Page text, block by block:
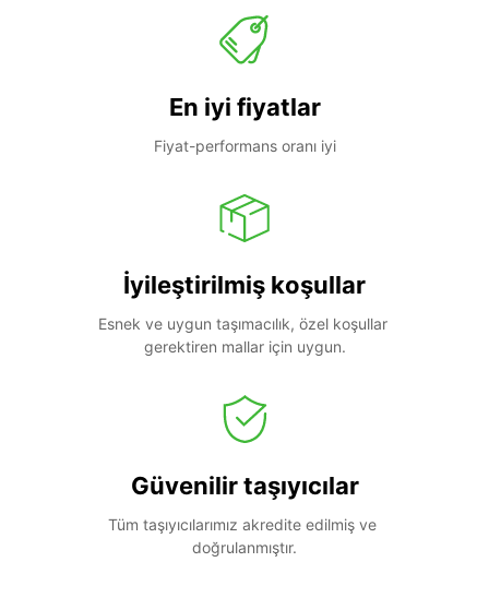
En iyi fiyatlar
Fiyat-performans oranı iyi
İyileştirilmiş koşullar
Esnek ve uygun taşımacılık, özel koşullar
gerektiren mallar için uygun.
Güvenilir taşıyıcılar
Tüm taşıyıcılarımız akredite edilmiş ve
doğrulanmıştır.